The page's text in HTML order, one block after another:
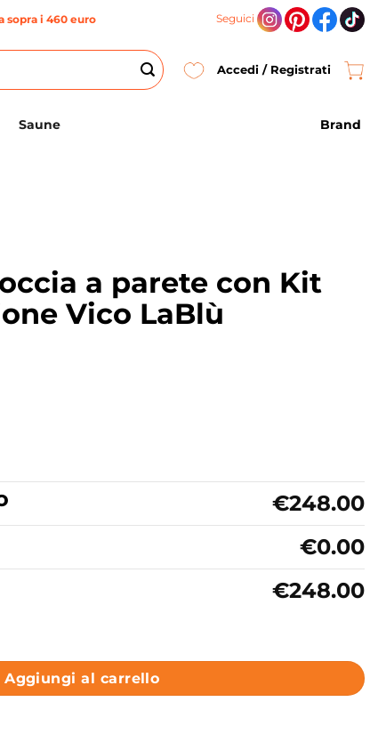
sopra i 460 euro Seguici
Accedi / Registrati
Saune Brand
a parete con Kit
Vico LaBlù
€248.00
€0.00
€248.00
Doccia Collezione Vico LaBlù quantità
Aggiungi al carrello